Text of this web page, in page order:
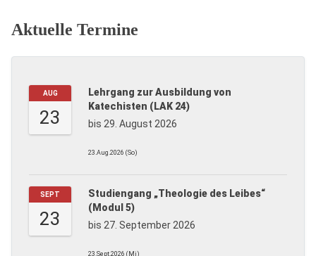
Aktuelle Termine
AUG
23
Lehrgang zur Ausbildung von
Katechisten (LAK 24)
bis 29. August 2026
23.Aug.2026 (So)
SEPT
23
Studiengang „Theologie des Leibes“
(Modul 5)
bis 27. September 2026
23.Sept.2026 (Mi)